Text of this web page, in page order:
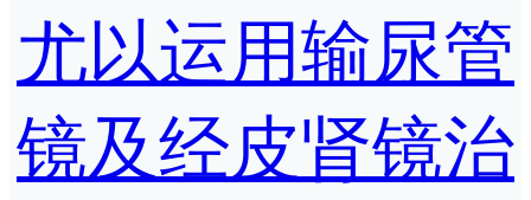
尤以运用输尿管
镜及经皮肾镜治